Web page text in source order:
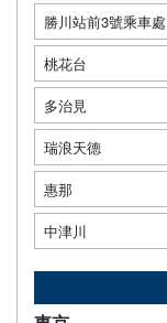
勝川站前3號乘車處
桃花台
多治見
瑞浪天德
惠那
中津川